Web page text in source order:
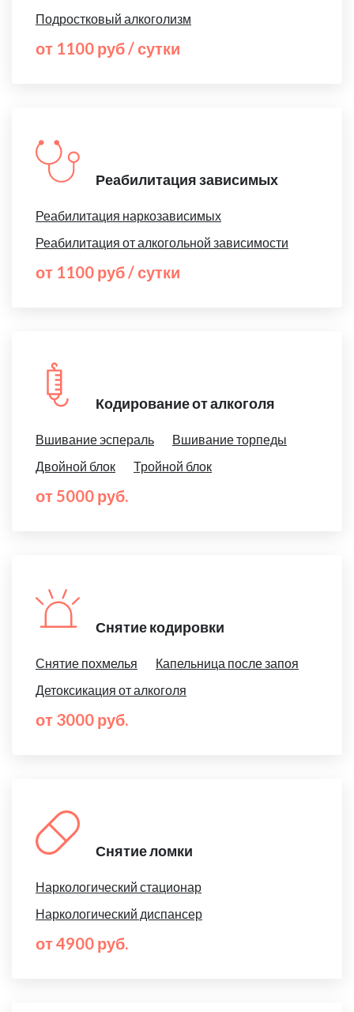
Подростковый алкоголизм
от 1100 руб / сутки
Реабилитация зависимых
Реабилитация наркозависимых
Реабилитация от алкогольной зависимости
от 1100 руб / сутки
Кодирование от алкоголя
Вшивание эспераль
Вшивание торпеды
Двойной блок
Тройной блок
от 5000 руб.
Снятие кодировки
Снятие похмелья
Капельница после запоя
Детоксикация от алкоголя
от 3000 руб.
Снятие ломки
Наркологический стационар
Наркологический диспансер
от 4900 руб.